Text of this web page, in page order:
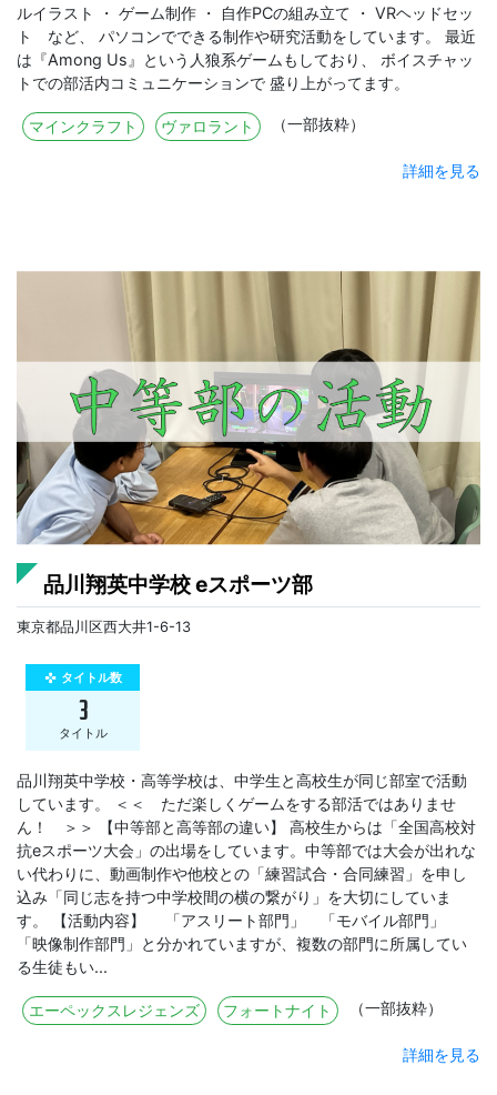
ルイラスト ・ ゲーム制作 ・ 自作PCの組み立て ・ VRヘッドセッ
ト など、 パソコンでできる制作や研究活動をしています。 最近
は『Among Us』という人狼系ゲームもしており、 ボイスチャッ
トでの部活内コミュニケーションで 盛り上がってます。
マインクラフト ヴァロラント （一部抜粋）
詳細を見る
品川翔英中学校 eスポーツ部
東京都品川区西大井1-6-13
gamepad タイトル数
3
タイトル
品川翔英中学校・高等学校は、中学生と高校生が同じ部室で活動
しています。 ＜＜ ただ楽しくゲームをする部活ではありませ
ん！ ＞＞ 【中等部と高等部の違い】 高校生からは「全国高校対
抗eスポーツ大会」の出場をしています。中等部では大会が出れな
い代わりに、動画制作や他校との「練習試合・合同練習」を申し
込み「同じ志を持つ中学校間の横の繋がり」を大切にしていま
す。 【活動内容】 「アスリート部門」 「モバイル部門」
「映像制作部門」と分かれていますが、複数の部門に所属してい
る生徒もい...
エーペックスレジェンズ フォートナイト （一部抜粋）
詳細を見る